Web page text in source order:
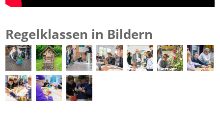
Regelklassen in Bildern